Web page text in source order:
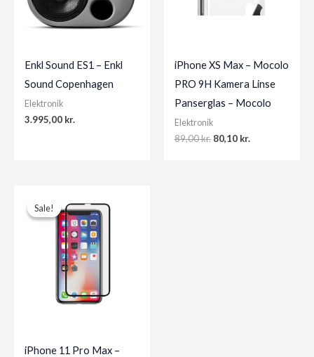
Enkl Sound ES1 – Enkl
Sound Copenhagen
Elektronik
3.995,00 kr.
iPhone XS Max – Mocolo
PRO 9H Kamera Linse
Panserglas – Mocolo
Elektronik
89,00kr. Original
80,10 kr.
Sale!
Sale!
iPhone 11 Pro Max –